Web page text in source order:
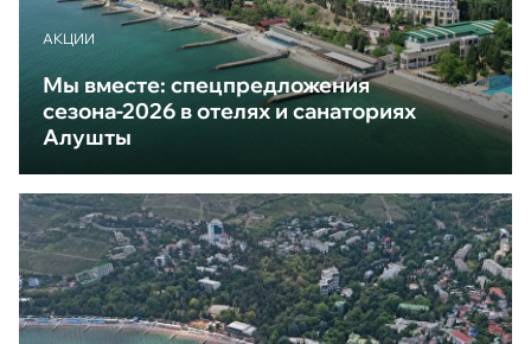
АКЦИИ
Мы вместе: спецпредложения
сезона-2026 в отелях и санаториях
Алушты